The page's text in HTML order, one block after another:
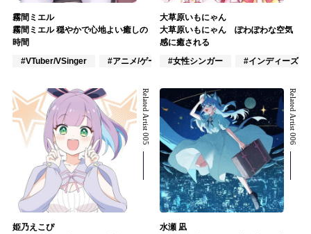
霧間ミエル
霧間ミエル 穏やかで心地よい癒しの
時間
#VTuber/VSinger
#アニメ/ゲーム #J-POP
大草原いもにゃん
大草原いもにゃん ぽわぽわな空気
感に癒される
#女性シンガー
#インディーズ
Related Artist 005
姫乃えこぴ
Related Artist 006
水瀬 凪